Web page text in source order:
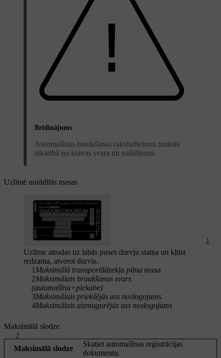
Brīdinājums
Automašīnas braukšanas raksturlielumi mainās
atkarībā no kravas svara un sadalījuma.
Uzlīmē norādītās masas
1
2
Uzlīme atrodas uz labās puses durvju statņa un kļūst
redzama, atverot durvis.
1 Maksimālā transportlīdzekļa pilna masa
2Maksimālais braukšanas svars
(automašīna+piekabe)
3Maksimālais priekšējās ass noslogojums
4Maksimālais aizmugurējās ass noslogojums
Maksimālā slodze
Maksimālā slodze
Skatiet automašīnas reģistrācijas
dokumentu.